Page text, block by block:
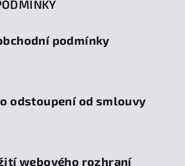
podmínky
odstoupení od smlouvy
webového rozhraní